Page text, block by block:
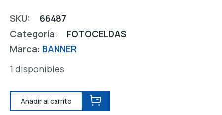
SKU:
66487
Categoría:
FOTOCELDAS
Marca: BANNER
1 disponibles
Añadir al carrito